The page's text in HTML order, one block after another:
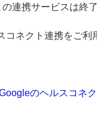
連携サービスは終了
コネクト連携をご利
のヘルスコネ